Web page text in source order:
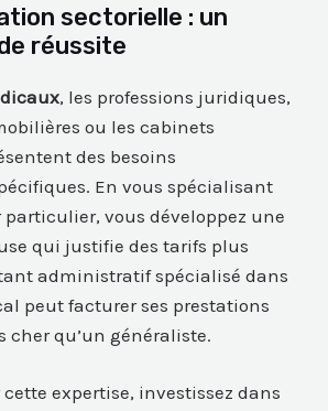
sectorielle : un
réussite
, les professions juridiques,
ou les cabinets
des besoins
En vous spécialisant
vous développez une
qui justifie des tarifs plus
administratif spécialisé dans
peut facturer ses prestations
cher qu’un généraliste.
expertise, investissez dans